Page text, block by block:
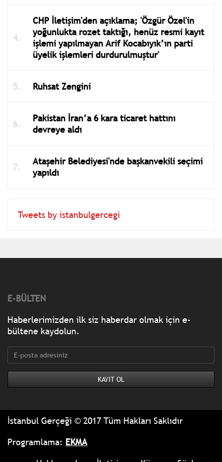
CHP İletişim'den açıklama; 'Özgür Özel'in
yoğunlukta rozet taktığı, henüz resmi kayıt
işlemi yapılmayan Arif Kocabıyık’ın parti
üyelik işlemleri durdurulmuştur'
Ruhsat Zengini
Pakistan İran’a 6 kara ticaret hattını
devreye aldı
Ataşehir Belediyesi'nde başkanvekili seçimi
yapıldı
Tweets by istanbulgercegi
E-BÜLTEN
Haberlerimizden ilk siz haberdar olmak için e-
bültene kaydolun.
İstanbul Gerçeği © 2017 Tüm Hakları Saklıdır
Programlama: EKMA